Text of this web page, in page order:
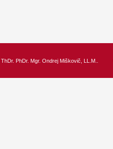
ThDr. PhDr. Mgr. Ondrej Miškovič, LL.M.